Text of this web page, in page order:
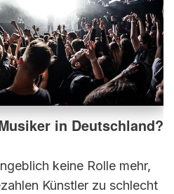
in Deutschland?
keine Rolle mehr,
Künstler zu schlecht